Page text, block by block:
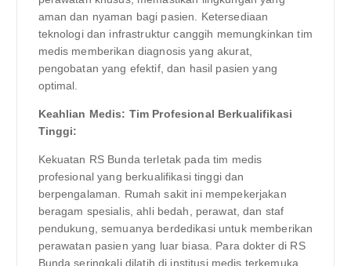
aman dan nyaman bagi pasien. Ketersediaan
teknologi dan infrastruktur canggih memungkinkan tim
medis memberikan diagnosis yang akurat,
pengobatan yang efektif, dan hasil pasien yang
optimal.
Keahlian Medis: Tim Profesional Berkualifikasi
Tinggi:
Kekuatan RS Bunda terletak pada tim medis
profesional yang berkualifikasi tinggi dan
berpengalaman. Rumah sakit ini mempekerjakan
beragam spesialis, ahli bedah, perawat, dan staf
pendukung, semuanya berdedikasi untuk memberikan
perawatan pasien yang luar biasa. Para dokter di RS
Bunda seringkali dilatih di institusi medis terkemuka